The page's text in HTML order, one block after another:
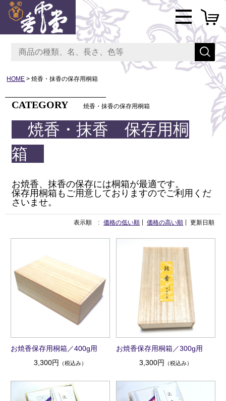
HOME 焼香・抹香の保存用桐箱
CATEGORY 焼香・抹香の保存用桐箱
焼香・抹香 保存用桐
箱
お焼香、抹香の保存には桐箱が最適です。
保存用桐箱もご用意しておりますのでご利用くだ
さいませ。
表示順 : 価格の低い順 価格の高い順 更新日順
お焼香保存用桐箱／400g用
3,300円
（税込み）
お焼香保存用桐箱／300g用
3,300円
（税込み）